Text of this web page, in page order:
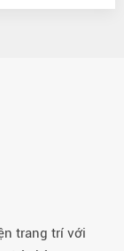
trang trí với